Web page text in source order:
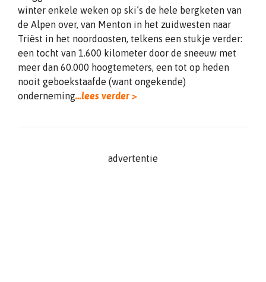
winter enkele weken op ski’s de hele bergketen van
de Alpen over, van Menton in het zuidwesten naar
Triëst in het noordoosten, telkens een stukje verder:
een tocht van 1.600 kilometer door de sneeuw met
meer dan 60.000 hoogtemeters, een tot op heden
nooit geboekstaafde (want ongekende)
onderneming…lees verder >
advertentie